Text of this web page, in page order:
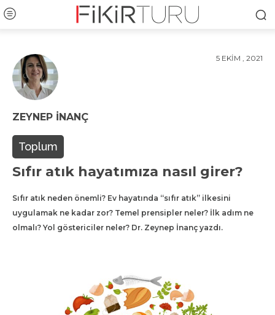
5 EKIM , 2021
ZEYNEP İNANÇ
Toplum
Sıfır atık hayatımıza nasıl girer?
Sıfır atık neden önemli? Ev hayatında “sıfır atık” ilkesini
uygulamak ne kadar zor? Temel prensipler neler? İlk adım ne
olmalı? Yol göstericiler neler? Dr. Zeynep İnanç yazdı.